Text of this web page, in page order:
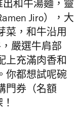
出和牛湯麵，靈
Jiro） ， 大
菜，和牛沿用
嚴選牛肩部
上充滿肉香和
你都想試呢碗
門券（名額